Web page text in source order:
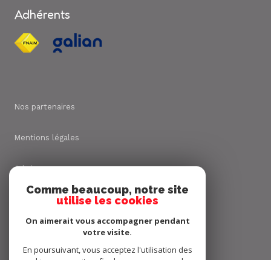
Adhérents
Nos partenaires
Mentions légales
Admin
Nos honoraires
Comme beaucoup, notre site
utilise les cookies
On aimerait vous accompagner pendant
votre visite.
En poursuivant, vous acceptez l'utilisation des